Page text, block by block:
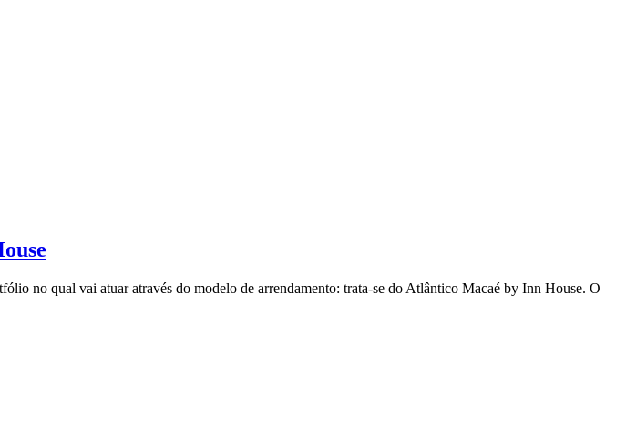
no qual vai atuar através do modelo de arrendamento: trata-se do Atlântico Macaé by Inn House. O